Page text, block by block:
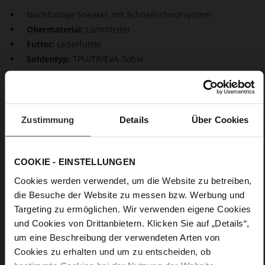
Zustimmung Details Über Cookies
COOKIE - EINSTELLUNGEN
Cookies werden verwendet, um die Website zu betreiben,
die Besuche der Website zu messen bzw. Werbung und
Targeting zu ermöglichen. Wir verwenden eigene Cookies
und Cookies von Drittanbietern. Klicken Sie auf „Details“,
um eine Beschreibung der verwendeten Arten von
Cookies zu erhalten und um zu entscheiden, ob
Nachhaltige Sneaker mit Schnellschnürsystem
Obermaterial: Lammleder
Futter: Lederfutter
Sohlentyp: TPU/TR/EVA-Sohle
Nachhaltige Lieblingssneakers in minimalistischem Design:
"Pure". Wer immer in Eile ist, wird das Schnellschnürsystem
Saum. Beide Elemente sind designprägend und zugleich
perfekt, um beim An- und Ausziehen Zeit zu sparen.
Details
Mehr
Informationen
TPU/TR/EVA-Sohle
Lederfutter
F 1/2
Made in Europe, Obermaterial (LEATHER
WORKING GROUP Gold zertifiziert), Futter (LEATHER